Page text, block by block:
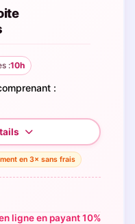
:10h
:
en 3× sans frais
ligne en payant 10%